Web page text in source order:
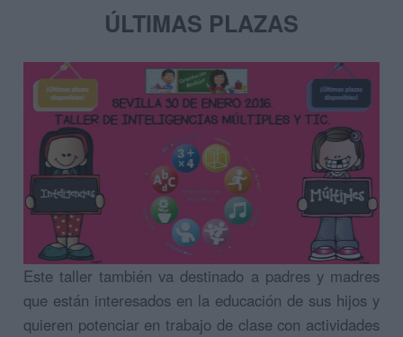
ÚLTIMAS PLAZAS
Este taller también va destinado a padres y madres
que están interesados en la educación de sus hijos y
quieren potenciar en trabajo de clase con actividades